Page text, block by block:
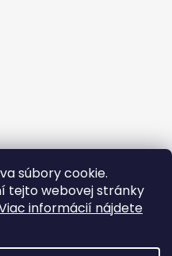
súbory cookie.
tejto webovej stránky
informácií nájdete